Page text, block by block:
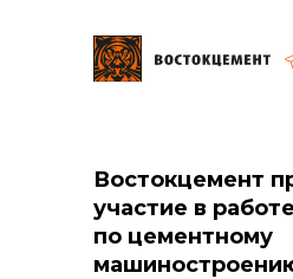
Закупки
общая
Востокцемент
участие в
по цементному